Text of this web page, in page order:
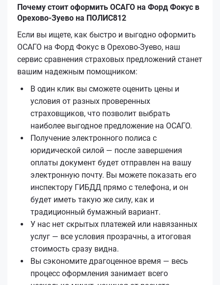
Почему стоит оформить ОСАГО на Форд Фокус в
Орехово-Зуево на ПОЛИС812
Если вы ищете, как быстро и выгодно оформить
ОСАГО на Форд Фокус в Орехово-Зуево, наш
сервис сравнения страховых предложений станет
вашим надежным помощником:
В один клик вы сможете оценить цены и
условия от разных проверенных
страховщиков, что позволит выбрать
наиболее выгодное предложение на ОСАГО.
Получение электронного полиса с
юридической силой — после завершения
оплаты документ будет отправлен на вашу
электронную почту. Вы можете показать его
инспектору ГИБДД прямо с телефона, и он
будет иметь такую же силу, как и
традиционный бумажный вариант.
У нас нет скрытых платежей или навязанных
услуг — все условия прозрачны, а итоговая
стоимость сразу видна.
Вы сэкономите драгоценное время — весь
процесс оформления занимает всего